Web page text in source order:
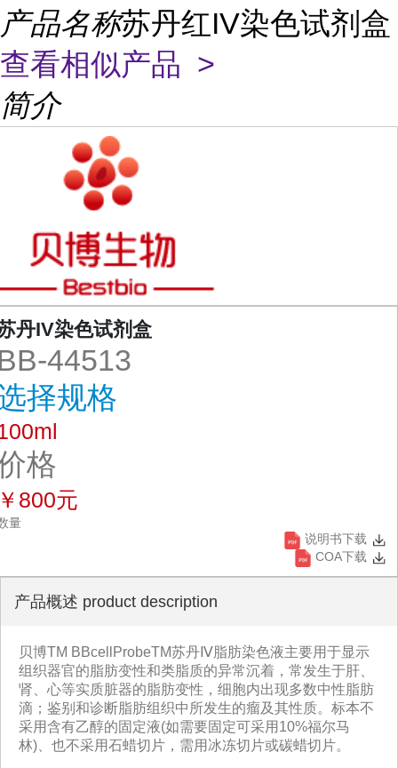
产品名称苏丹红IV染色试剂盒
查看相似产品 >
简介
丹IV染色试剂盒
44513
择规格
格
800元
量
说明书下载
COA下载
产品概述 product description
贝博TM BBcellProbeTM苏丹Ⅳ脂肪染色液主要用于显示
组织器官的脂肪变性和类脂质的异常沉着，常发生于肝、
肾、心等实质脏器的脂肪变性，细胞内出现多数中性脂肪
滴；鉴别和诊断脂肪组织中所发生的瘤及其性质。标本不
采用含有乙醇的固定液(如需要固定可采用10%福尔马
林)、也不采用石蜡切片，需用冰冻切片或碳蜡切片。